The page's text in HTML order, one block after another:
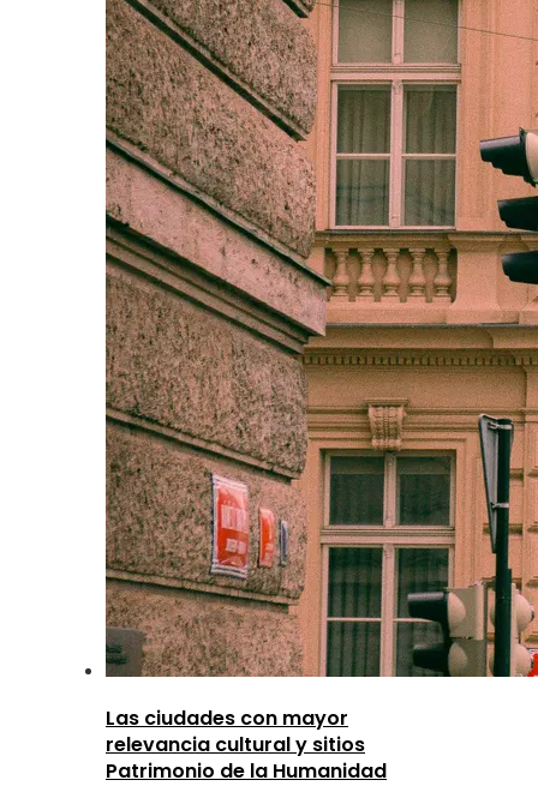
Las ciudades con mayor
relevancia cultural y sitios
Patrimonio de la Humanidad